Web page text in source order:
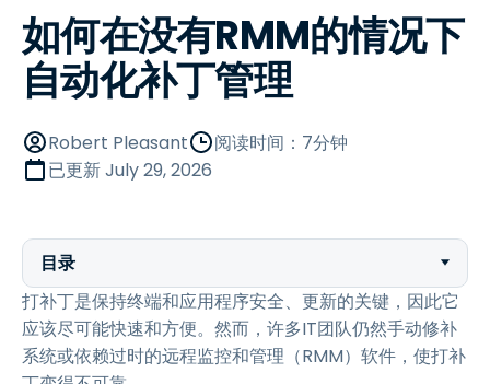
如何在没有RMM的情况下
自动化补丁管理
Robert Pleasant
阅读时间：7分钟
已更新July 29, 2026
目录
打补丁是保持终端和应用程序安全、更新的关键，因此它
应该尽可能快速和方便。然而，许多IT团队仍然手动修补
系统或依赖过时的远程监控和管理（RMM）软件，使打补